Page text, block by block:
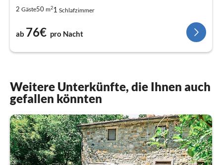
2 Gäste50 m21 Schlafzimmer
ab 76€ pro Nacht
Weitere Unterkünfte, die Ihnen auch
gefallen könnten